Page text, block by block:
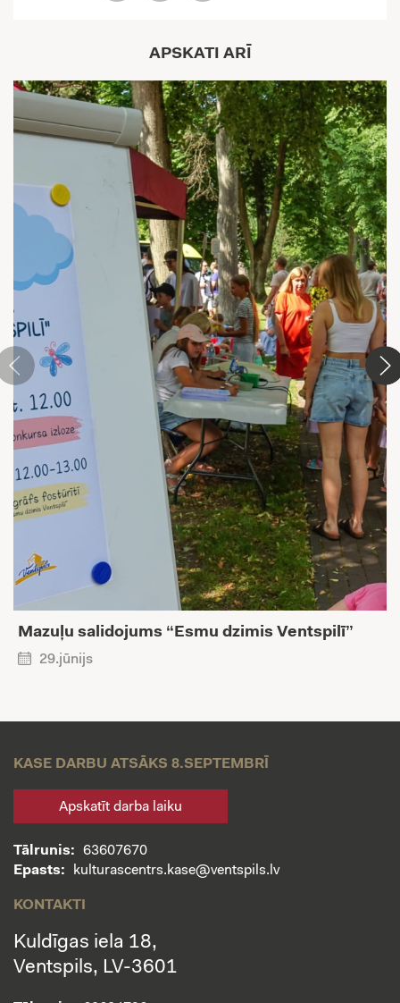
APSKATI ARĪ
Mazuļu salidojums “Esmu dzimis Ventspilī”
29.jūnijs
KASE DARBU ATSĀKS 8.SEPTEMBRĪ
Apskatīt darba laiku
Tālrunis:
63607670
Epasts:
kulturascentrs.kase@ventspils.lv
KONTAKTI
Kuldīgas iela 18,
Ventspils, LV-3601